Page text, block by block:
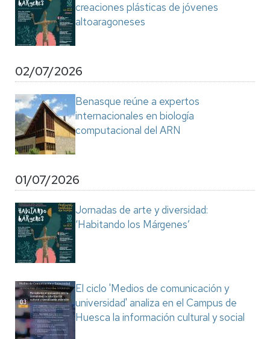
creaciones plásticas de jóvenes
altoaragoneses
02/07/2026
Benasque reúne a expertos
internacionales en biología
computacional del ARN
01/07/2026
Jornadas de arte y diversidad:
‘Habitando los Márgenes’
El ciclo 'Medios de comunicación y
universidad' analiza en el Campus de
Huesca la información cultural y social